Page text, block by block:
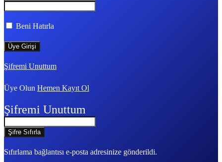
Beni Hatırla
Şifremi Unuttum
Üye Olun Hemen Kayıt Ol
Şifremi Unuttum
Sıfırlama bağlantısı e-posta adresinize gönderildi.